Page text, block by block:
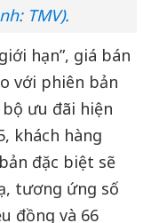
TMV).
hạn”, giá bán
với phiên bản
ưu đãi hiện
khách hàng
đặc biệt sẽ
tương ứng số
đồng và 66